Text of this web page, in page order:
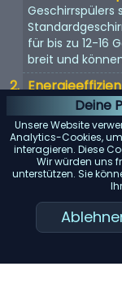
Deine
Unsere Website
Analytics-Cookies,
interagieren. Diese
Wir würden uns
unterstützen. Sie
Geschirrspülers
für bis zu 12-16
breit und
Energy Star-
weniger
spart.
Lärm ein
einem
mehreren
„Entsorger für